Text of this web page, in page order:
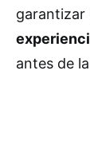
garantizar
antes de